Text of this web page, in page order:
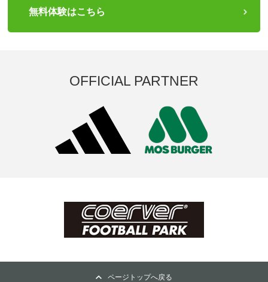
無料体験はこちら
OFFICIAL PARTNER
ページトップへ戻る